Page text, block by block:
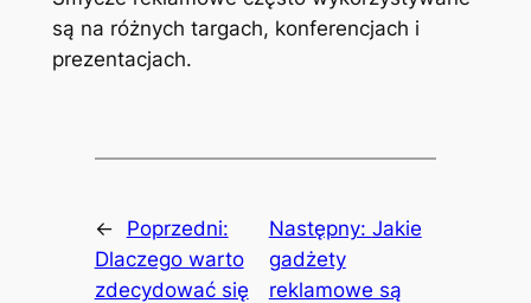
są na różnych targach, konferencjach i
prezentacjach.
←
Poprzedni:
Dlaczego warto
zdecydować się
Następny: Jakie
gadżety
reklamowe są